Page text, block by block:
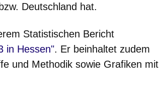
Deutschland hat.
Statistischen Bericht
in Hessen". Er beinhaltet zudem
und Methodik sowie Grafiken mit